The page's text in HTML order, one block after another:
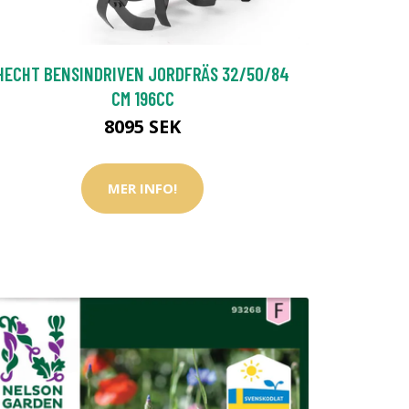
BENSINDRIVEN JORDFRÄS 32/50/84
CM 196CC
8095 SEK
MER INFO!